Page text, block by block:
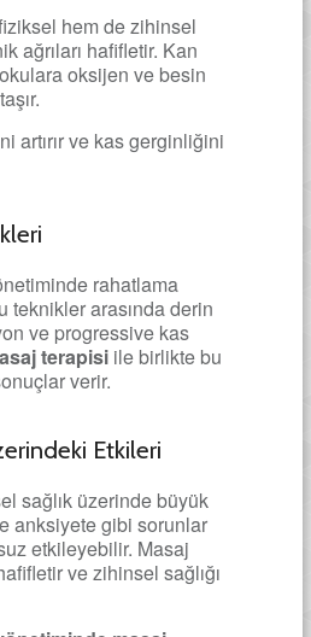
hem de zihinsel
ağrıları hafifletir. Kan
oksijen ve besin
artırır ve kas gerginliğini
rahatlama
teknikler arasında derin
ve progressive kas
terapisiile birlikte bu
verir.
Etkileri
sağlık üzerinde büyük
anksiyete gibi sorunlar
etkileyebilir. Masaj
ve zihinsel sağlığı